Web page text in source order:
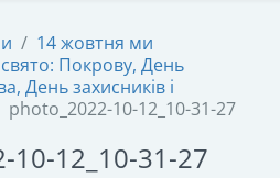
/ 14 жовтня ми
Покрову, День
День захисників і
photo_2022-10-12_10-31-27
10-12_10-31-27